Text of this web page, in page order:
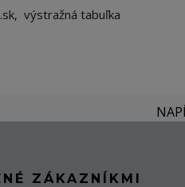
výstražná tabuľka
ZÁKAZNÍKMI